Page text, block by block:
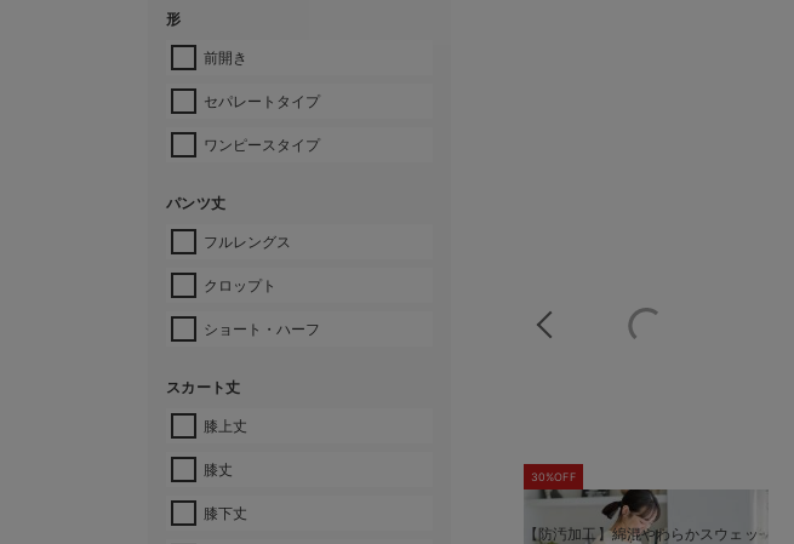
形
前開き
セパレートタイプ
ワンピースタイプ
パンツ丈
フルレングス
クロップト
ショート・ハーフ
スカート丈
膝上丈
膝丈
膝下丈
30%OFF
【防汚加工】綿混やわらかスウェッ